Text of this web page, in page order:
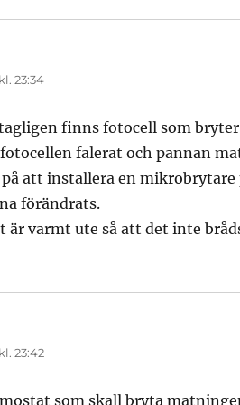
23:34
finns fotocell som
falerat och pannan
att installera en
förändrats.
är varmt ute så att det inte
23:42
som skall bryta